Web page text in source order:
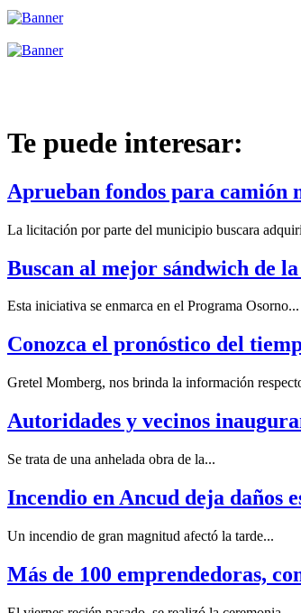
Te puede interesar:
Aprueban fondos para camión
La licitación por parte del municipio buscara
Buscan al mejor sándwich de
Esta iniciativa se enmarca en el Programa Osorno...
Conozca el pronóstico del
Gretel Momberg, nos brinda la información
Autoridades y vecinos
Se trata de una anhelada obra de la...
Incendio en Ancud deja daños
Un incendio de gran magnitud afectó la tarde...
Más de 100 emprendedoras,